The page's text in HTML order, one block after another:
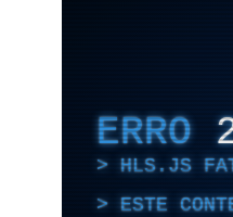
ERRO
HLS.JS
ESTE